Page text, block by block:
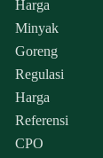
Harga
Minyak
Goreng
Regulasi
Harga
Referensi
CPO